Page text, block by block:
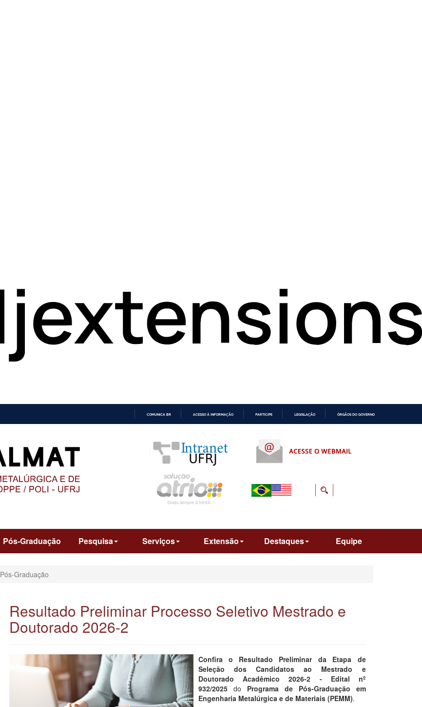
COMUNICA BR ACESSO À INFORMAÇÃO PARTICIPE LEGISLAÇÃO ÓRGÃOS DO GOVERNO
Pós-Graduação Pesquisa Serviços Extensão Destaques Equipe
Pós-Graduação
Resultado Preliminar Processo Seletivo Mestrado e
Doutorado 2026-2
Confira o Resultado Preliminar da Etapa de
Seleção dos Candidatos ao Mestrado e
Doutorado Acadêmico 2026-2 - Edital nº
932/2025 do Programa de Pós-Graduação em
Engenharia Metalúrgica e de Materiais (PEMM).